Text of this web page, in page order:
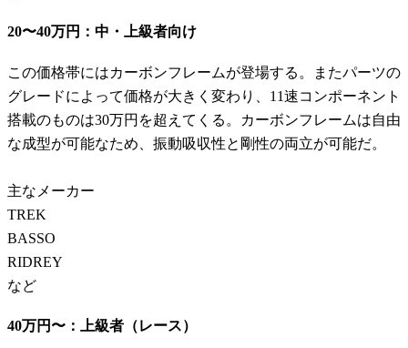
20〜40万円：中・上級者向け
この価格帯にはカーボンフレームが登場する。またパーツの
グレードによって価格が大きく変わり、11速コンポーネント
搭載のものは30万円を超えてくる。カーボンフレームは自由
な成型が可能なため、振動吸収性と剛性の両立が可能だ。
主なメーカー
TREK
BASSO
RIDREY
など
40万円〜：上級者（レース）